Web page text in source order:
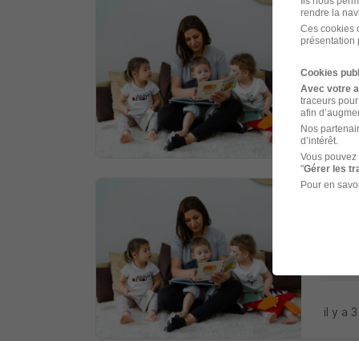
LES
Aix-
il y a
LES
il y a
rendre la
Ces cookies
présentation
Cookies
Avec votre
traceurs
afin
Nos
d’intérêt.
Vous
"Gérer les
Pour en